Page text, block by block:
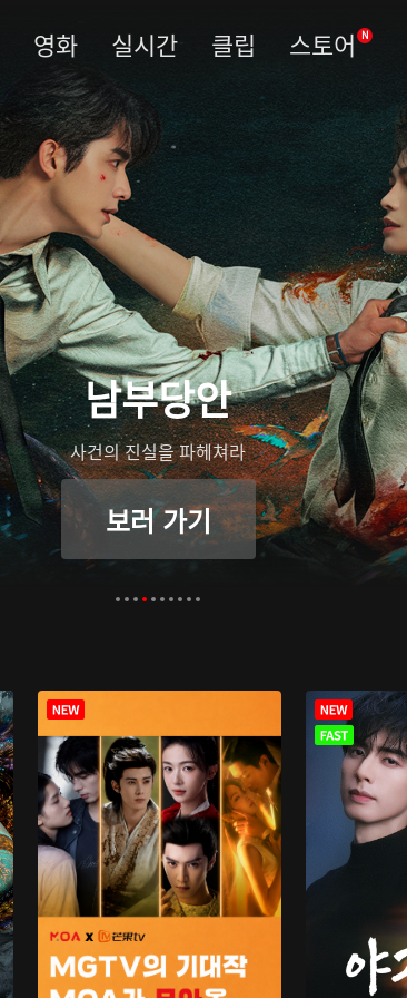
영화 실시간 클립 스토어 N
남부당안
사건의 진실을 파헤쳐라
보러 가기